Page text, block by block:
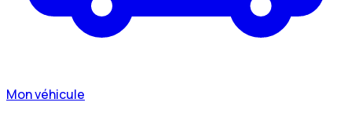
Mon véhicule